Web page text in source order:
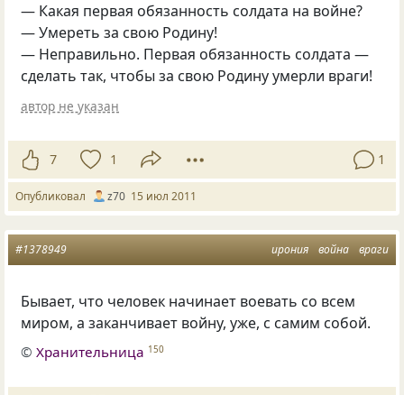
— Какая первая обязанность солдата на войне?
— Умереть за свою Родину!
— Неправильно. Первая обязанность солдата —
сделать так, чтобы за свою Родину умерли враги!
автор не указан
7 1 1
Опубликовал z70 15 июл 2011
ирония война враги
#1378949
Бывает, что человек начинает воевать со всем
миром, а заканчивает войну, уже, с самим собой.
©Хранительница 150